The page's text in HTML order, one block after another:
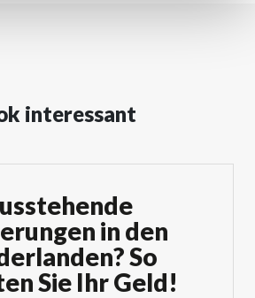
interessant
in den
So
Sie Ihr Geld!